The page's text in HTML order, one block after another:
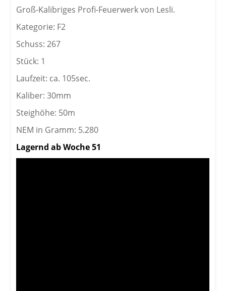
Groß-Kalibriges Profi-Feuerwerk von Lesli.
Kategorie: F2
Schuss: 267
Stück: 1
Laufzeit: ca. 105sec.
Kaliber: 30mm
Steighöhe: 50m
NEM in Gramm: 5.280
Lagernd ab Woche 51